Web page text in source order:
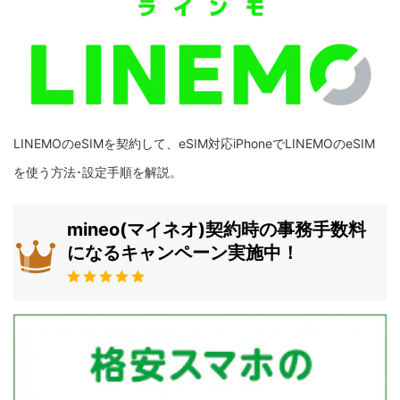
LINEMOのeSIMを契約して、eSIM対応iPhoneでLINEMOのeSIM
を使う方法･設定手順を解説。
mineo(マイネオ)契約時の事務手数料
になるキャンペーン実施中！